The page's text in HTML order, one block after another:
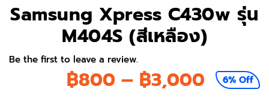
Samsung Xpress C430w รุ่น
M404S (สีเหลือง)
Be the first to leave a review.
฿800 – ฿3,000Price
6% Off